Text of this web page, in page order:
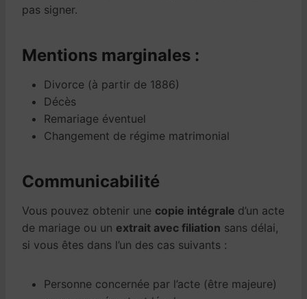
pas signer.
Mentions marginales :
Divorce (à partir de 1886)
Décès
Remariage éventuel
Changement de régime matrimonial
Communicabilité
Vous pouvez obtenir une copie intégrale d’un acte
de mariage ou un extrait avec filiation sans délai,
si vous êtes dans l’un des cas suivants :
Personne concernée par l’acte (être majeure)